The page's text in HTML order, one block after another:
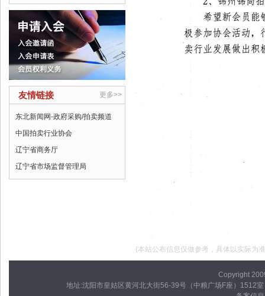
更多>>
友情链接
东北新闻网-政府采购/拍卖频道
中国拍卖行业协会
辽宁省商务厅
辽宁省市场监督管理局
(本站公布信息仅做参考，具体以实际为
Copyright
地址:沈阳市皇姑区黄河北大街56-39号（中粮广场F座）